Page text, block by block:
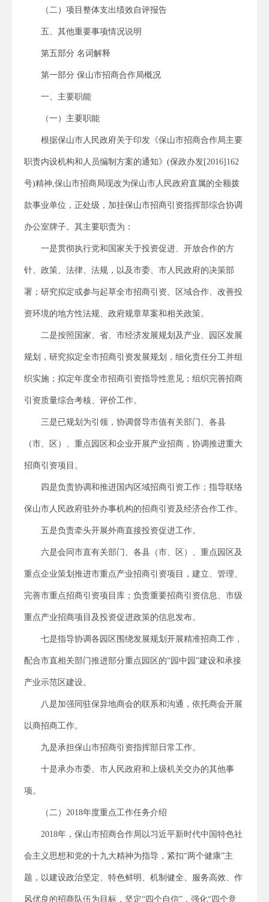
（二）项目整体支出绩效自评报告
五、其他重要事项情况说明
第五部分 名词解释
第一部分 保山市招商合作局概况
一、主要职能
（一）主要职能
根据保山市人民政府关于印发《保山市招商合作局主要
职责内设机构和人员编制方案的通知》(保政办发[2016]162
号)精神,保山市招商局现改为保山市人民政府直属的全额拨
款事业单位，正处级，加挂保山市招商引资指挥部综合协调
办公室牌子。其主要职责为：
一是贯彻执行党和国家关于投资促进、开放合作的方
针、政策、法律、法规，以及市委、市人民政府的决策部
署；研究拟定或参与起草全市招商引资、区域合作、改善投
资环境的地方性法规、政府规章草案和相关政策。
二是按照国家、省、市经济发展规划及产业、园区发展
规划，研究拟定全市招商引资发展规划，细化责任分工并组
织实施；拟定年度全市招商引资指导性意见；组织完善招商
引资质量综合考核、评价工作。
三是已规划为引领，协调督导市值有关部门、各县
（市、区）、重点园区和企业开展产业招商，协调推进重大
招商引资项目。
四是负责协调和推进国内区域招商引资工作；指导联络
保山市人民政府驻外办事机构的招商引资及经济合作工作。
五是负责牵头开展外商直接投资促进工作。
六是会同市直有关部门、各县（市、区）、重点园区及
重点企业策划推进市重点产业招商引资项目，建立、管理、
完善市重点招商引资项目库；负责重要招商引资信息、市级
重点产业招商项目及投资促进政策的信息发布。
七是指导协调各园区围绕发展规划开展精准招商工作，
配合市直相关部门推进部分重点园区的“园中园”建设和承接
产业示范区建设。
八是加强同驻保异地商会的联系和沟通，依托商会开展
以商招商工作。
九是承担保山市招商引资指挥部日常工作。
十是承办市委、市人民政府和上级机关交办的其他事
项。
（二）2018年度重点工作任务介绍
2018年，保山市招商合作局以习近平新时代中国特色社
会主义思想和党的十九大精神为指导，紧扣“两个健康”主
题，以建设政治坚定、特色鲜明、机制健全、服务高效、作
风优良的招商队伍为目标，坚定“四个自信”，强化“四个意